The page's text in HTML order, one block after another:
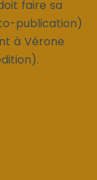
faire sa
publication)
à Vérone